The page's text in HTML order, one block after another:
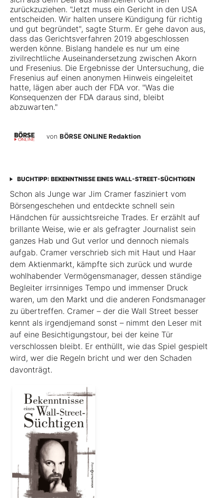
zurückzuziehen. "Jetzt muss ein Gericht in den USA
entscheiden. Wir halten unsere Kündigung für richtig
und gut begründet", sagte Sturm. Er gehe davon aus,
dass das Gerichtsverfahren 2019 abgeschlossen
werden könne. Bislang handele es nur um eine
zivilrechtliche Auseinandersetzung zwischen Akorn
und Fresenius. Die Ergebnisse der Untersuchung, die
Fresenius auf einen anonymen Hinweis eingeleitet
hatte, lägen aber auch der FDA vor. "Was die
Konsequenzen der FDA daraus sind, bleibt
abzuwarten."
von BÖRSE ONLINE Redaktion
BUCHTIPP: BEKENNTNISSE EINES WALL-STREET-SÜCHTIGEN
Schon als Junge war Jim Cramer fasziniert vom
Börsengeschehen und entdeckte schnell sein
Händchen für aussichtsreiche Trades. Er erzählt auf
brillante Weise, wie er als gefragter Journalist sein
ganzes Hab und Gut verlor und dennoch niemals
aufgab. Cramer verschrieb sich mit Haut und Haar
dem Aktienmarkt, kämpfte sich zurück und wurde
wohlhabender Vermögensmanager, dessen ständige
Begleiter irrsinniges Tempo und immenser Druck
waren, um den Markt und die anderen Fondsmanager
zu übertreffen. Cramer – der die Wall Street besser
kennt als irgendjemand sonst – nimmt den Leser mit
auf eine Besichtigungstour, bei der keine Tür
verschlossen bleibt. Er enthüllt, wie das Spiel gespielt
wird, wer die Regeln bricht und wer den Schaden
davonträgt.